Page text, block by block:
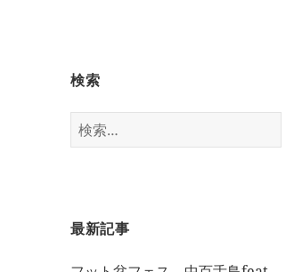
検索
検
索:
最新記事